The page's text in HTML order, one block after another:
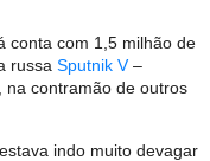
conta com 1,5 milhão de
russa Sputnik V–
, na contramão de outros
indo muito devagar